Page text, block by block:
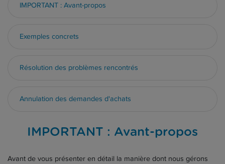
IMPORTANT : Avant-propos
Exemples concrets
Résolution des problèmes rencontrés
Annulation des demandes d'achats
IMPORTANT : Avant-propos
Avant de vous présenter en détail la manière dont nous gérons